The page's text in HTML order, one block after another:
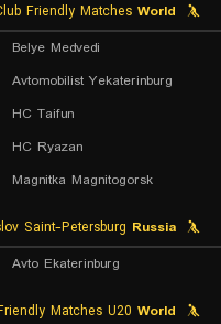
World
Belye Medvedi
Avtomobilist Yekaterinburg
HC Taifun
HC Ryazan
Magnitka Magnitogorsk
Russia
Avto Ekaterinburg
World